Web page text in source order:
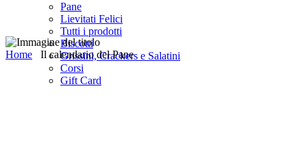
Pane
Lievitati Felici
Tutti i prodotti
Biscotti
Grissini, Crackers e Salatini
Corsi
Gift Card
Home Il calendario del Pane